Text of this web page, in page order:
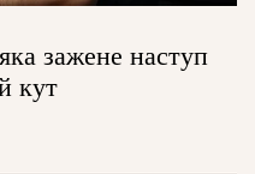
зажене наступ
кут